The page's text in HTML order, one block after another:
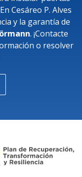
Cesáreo P. Alves
y la garantía de
. ¡Contacte
o resolver